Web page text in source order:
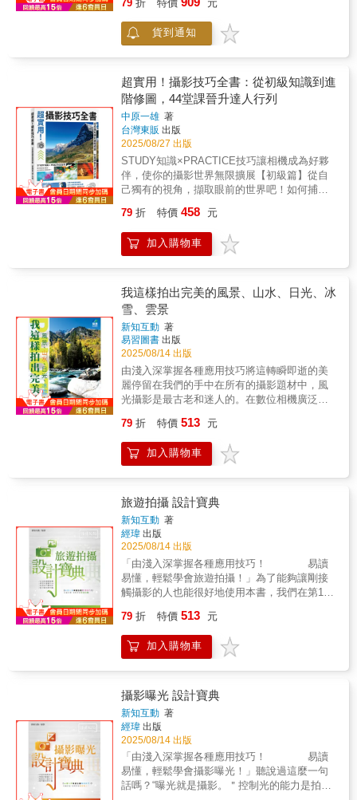
的放出來了。照像畫回歸私密閱讀的神秘了。
《拾像圖》滿滿實體的興奮感，突破展覽室吊
掛作品遠遠的冥想。俯瞰讀像的冥想或許肉眼
「圖」，對於光學鏡頭有透視感的「像」總覺
得不太真實？「俯瞰」的圖象常規，前景多為
體型較大、距離較近的對象。《拾像圖》大圖
中俯瞰的景物則經常被放置在畫面的上方；仰
角的對象，出現在畫面的下半部。圖大，觀看
的距離得有形的被推遠，甚至擺設在地面上。
俯瞰《拾像圖》反常規、實驗性、非日常抬
頭、低頭、遠近、視角的對象安置，神奇的
是，畫面中的景物沒有因此被折短了現實的距
離感，也沒有吐露出超現實的驚愕。白色的科
兩張；右拉，連頁三張；上推或下拉，有型有
貌的五張。沒有圖沒有文的白色頁面，不是彩
色圖像的空背景。白色的畫面，重複的召喚觀
的語態，默默的抵抗消費體制下的視覺順從。
白的態度，推遲AI影像自動生成的文化。科技
把文明推向前。科技將後遺症滯留在原地。長
久以來，照像普遍被認定為手工不足的「技術
影像」，類比、數位到人工智慧生成影像的時
代，作者、觀眾持續選擇性的觀看，形式、媒
介干預認知的現象從未消失。《拾像圖》對影
像生成的權力、圖像文化的資本、美學的霸
不足，也沒有興趣。而是，專注抽象、反敘事
性的創造，質疑數位藝術的資訊過載，以及官
能感受的過度。藏匿的非線性節奏‧大動作的閱
讀 拉開，再翻開《拾像圖》，左右手得協力展
色彩滿溢、繁複訊息有影像筆觸想像的「照像
畫」，書本的重量感隨之在後。身體也得介入
閱讀：正向認知的影，一次；反面想像的圖、
地翻轉，兩次；大圖小圖的位置對應，忽上忽
下三次。打開、拉平、對折，翻開、再對疊，
合起來。雙眼、雙手和身體共體閱讀過程中的
有和無。延宕的藝術認知：「觀看——理解」
的連貫性被干擾了；觀看的節奏被打亂了。身
體不自主的參與了非線性的節奏失序。《拾像
遲的體驗。十大張結構繁複，反抗直覺，無意
讓人「輕鬆的看見」，而是想藉由忙碌的動眼
模式感知到「看見的困難」！翻、拉、折、合
不容易涵蓋。伸手，推離一點將它放在桌上或
擺置在地面上。閱讀的身體，或彎腰或蹲低膝
蓋，心智的重心不自覺的更貼近了大地，體悟
了《拾像圖》的撿拾命題。連續開、折、合
「反自動生成」的力學實踐，改變了原本主導
視線的中心角色，遠距離科技機具的操控者，
轉為作品實體結構的體驗者。《拾像圖》的讀
年的著作,記述作者對數十幀照片的攝影心得,並
探討街頭攝影藝術的理論與實踐。此書共有十
六篇,加上自序,在當年《海光半月刊》Hai
品,也有從未出版過的圖像,全書插圖共64 幀,其
中9 幀在當時已是國際得獎作品。本書圖文兼
備,窺看大師創作心路歷程,對攝影、創作、生活
的獨到見解,也可從一幀幀紀錄香港不同人文風
貌的攝影作品,感受昔日純樸真摯的⺠風,今天看
來,彌足珍貴,實在不容錯過。真正的好相片不在
相機,而是在你本身,是在你的眼,在你的腦,在你
的心,不是在於冷冰冰的機器。——何藩
79 折 特價 元
貨到通知
超實用！攝影技巧全書：從初級知識到進
階修圖，44堂課晉升達人行列
中原一雄 著
台灣東販 出版
2025/08/27 出版
STUDY知識×PRACTICE技巧讓相機成為好夥
伴，使你的攝影世界無限擴展【初級篇】從自
己獨有的視角，擷取眼前的世界吧！如何捕捉
點工夫，就能大幅提升照片質感。【中級篇】
了解相機與鏡頭的結構，就更能享受拍照的樂
趣！相機有許多功能可以改變照片表現。學習
讓你的照片更加亮眼！活用相機與鏡頭的功
能，透過各種搭配組合將畫面效果發揮到無限
大，拍出一流照片。【RAW顯影篇】修圖後變
得截然不同，拍完照的工作攝影時拍出來的樣
子固然重要，但透過RAW顯影能將照片修整成
自己喜歡的樣子。
79 折 特價 458 元
加入購物車
我這樣拍出完美的風景、山水、日光、冰
雪、雲景
新知互動 著
易習圖書 出版
2025/08/14 出版
由淺入深掌握各種應用技巧將這轉瞬即逝的美
麗停留在我們的手中在所有的攝影題材中，風
光攝影是最古老和迷人的。在數位相機廣泛普
生活的藝術，而風光攝影仍然是攝影專業人士
與愛好者們最熱衷的重要題材。因為世間萬事
萬物永遠是拍不完的，花開花落，四季輪
能把這些不斷變化中的美記錄成為永恆，該是
多令人興奮的事情。完美的風光攝影作品不僅
僅是將鏡頭對準有魅力的景物就可以完成的。
作為一名攝影者，有一雙發現美的眼睛當然是
好事，但這還遠遠不夠，還需要有嫻熟的攝影
技巧。只有將眼中所見的美景，結合自己的深
切體會，通過扎實的攝影技術將其表現出來，
才能讓觀者感受到照片中景物的美，形成一種
共鳴。希望讀者閱讀之後能夠拍出完美的風景
用其中的拍攝技巧並持之以恆，相信您也能拍
出屬於自己的完美風光作品。
79 折 特價 513 元
加入購物車
旅遊拍攝 設計寶典
新知互動 著
經瑋 出版
2025/08/14 出版
「由淺入深掌握各種應用技巧！ 易讀
易懂，輕鬆學會旅遊拍攝！」為了能夠讓剛接
觸攝影的人也能很好地使用本書，我們在第1章
介紹了旅遊攝影的基礎和進階知識，從第3章開
始，我們將旅遊攝影的拍攝主體劃分開來，並
根據不同的拍攝主體舉例講解相應的攝影技
更加貼近生活，並做到條理分明。為了不使讀
者感到枯燥乏味，書中配以大量的人物和風景
美圖，希望大家在閱讀和學習的同時，也能夠
得到視覺上的充分享受。而分佈在段落之間的
小提示，又能使大家學習到更多的知識。本書
適合於數位攝影愛好者、旅遊愛好者閱讀使
用。
79 折 特價 513 元
加入購物車
攝影曝光 設計寶典
新知互動 著
經瑋 出版
2025/08/14 出版
「由淺入深掌握各種應用技巧！ 易讀
易懂，輕鬆學會攝影曝光！」聽說過這麼一句
話嗎？“曝光就是攝影。＂控制光的能力是拍攝